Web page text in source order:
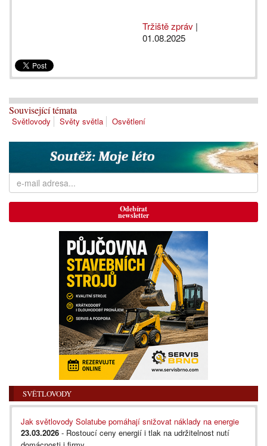
Tržiště zpráv |
01.08.2025
Související témata
Světlovody Světy světla Osvětlení
Odebírat
newsletter
SVĚTLOVODY
Jak světlovody Solatube pomáhají snižovat náklady na energie
23.03.2026 - Rostoucí ceny energií i tlak na udržitelnost nutí